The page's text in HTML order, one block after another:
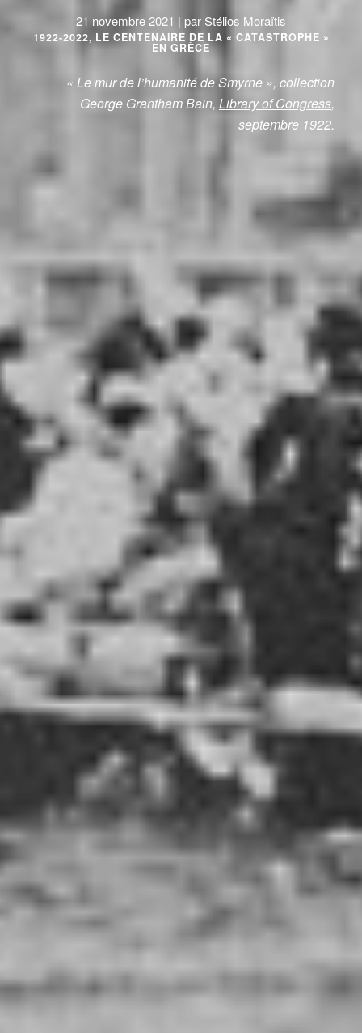
21 novembre 2021 | par Stélios Moraïtis
1922-2022, LE CENTENAIRE DE LA « CATASTROPHE »
EN GRÈCE
« Le mur de l’humanité de Smyrne », collection
George Grantham Bain, Library of Congress,
septembre 1922.